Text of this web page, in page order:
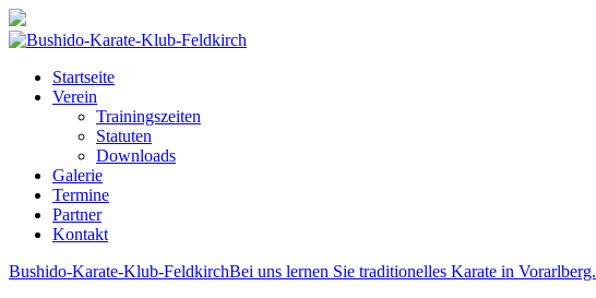
Startseite
Verein
Trainingszeiten
Statuten
Downloads
Galerie
Termine
Partner
Kontakt
Bushido-Karate-Klub-FeldkirchBei uns lernen Sie traditionelles Karate in Vorarlberg.